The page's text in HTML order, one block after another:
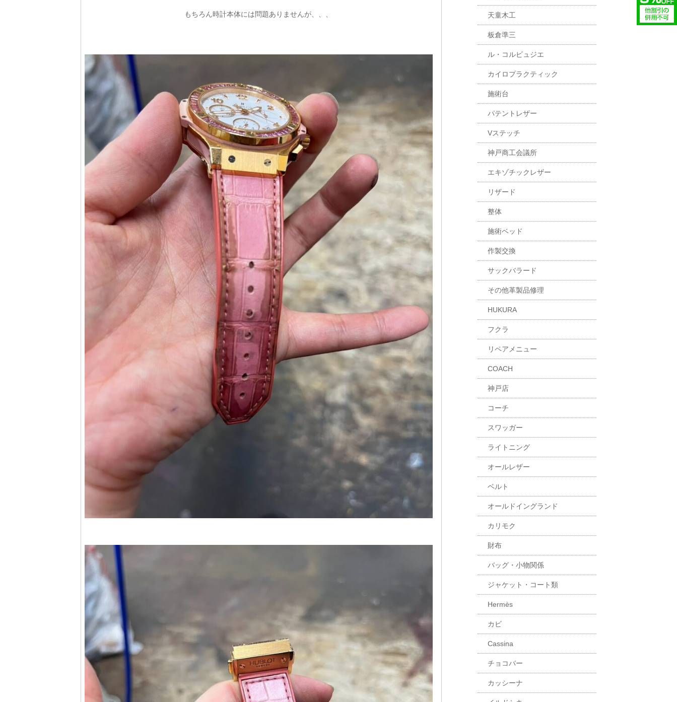
もちろん時計本体には問題ありませんが、、、 天童木工
板倉準三
ル・コルビュジエ
カイロプラクティック
施術台
パテントレザー
Vステッチ
神戸商工会議所
エキゾチックレザー
リザード
整体
施術ベッド
作製交換
サックバラード
その他革製品修理
HUKURA
フクラ
リペアメニュー
COACH
神戸店
コーチ
スワッガー
ライトニング
オールレザー
ベルト
オールドイングランド
カリモク
財布
バッグ・小物関係
ジャケット・コート類
Hermès
カビ
Cassina
チョコバー
カッシーナ